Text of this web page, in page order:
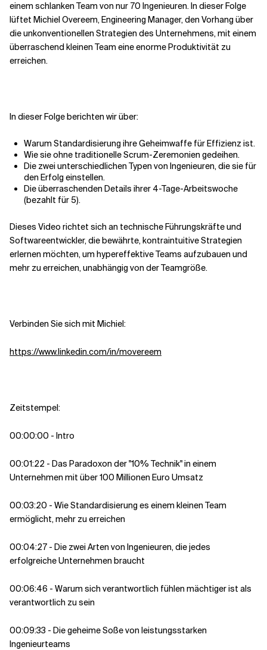
einem schlanken Team von nur 70 Ingenieuren. In dieser Folge
lüftet Michiel Overeem, Engineering Manager, den Vorhang über
die unkonventionellen Strategien des Unternehmens, mit einem
überraschend kleinen Team eine enorme Produktivität zu
erreichen.
In dieser Folge berichten wir über:
Warum Standardisierung ihre Geheimwaffe für Effizienz ist.
Wie sie ohne traditionelle Scrum-Zeremonien gedeihen.
Die zwei unterschiedlichen Typen von Ingenieuren, die sie für
den Erfolg einstellen.
Die überraschenden Details ihrer 4-Tage-Arbeitswoche
(bezahlt für 5).
Dieses Video richtet sich an technische Führungskräfte und
Softwareentwickler, die bewährte, kontraintuitive Strategien
erlernen möchten, um hypereffektive Teams aufzubauen und
mehr zu erreichen, unabhängig von der Teamgröße.
Verbinden Sie sich mit Michiel:
https://www.linkedin.com/in/movereem
Zeitstempel:
00:00:00 - Intro
00:01:22 - Das Paradoxon der "10% Technik" in einem
Unternehmen mit über 100 Millionen Euro Umsatz
00:03:20 - Wie Standardisierung es einem kleinen Team
ermöglicht, mehr zu erreichen
00:04:27 - Die zwei Arten von Ingenieuren, die jedes
erfolgreiche Unternehmen braucht
00:06:46 - Warum sich verantwortlich fühlen mächtiger ist als
verantwortlich zu sein
00:09:33 - Die geheime Soße von leistungsstarken
Ingenieurteams